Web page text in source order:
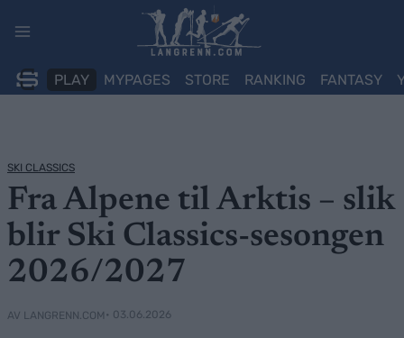
PLAY MYPAGES STORE RANKING FANTASY
SKI CLASSICS
Fra Alpene til Arktis – slik
blir Ski Classics-sesongen
2026/2027
AV LANGRENN.COM • 03.06.2026